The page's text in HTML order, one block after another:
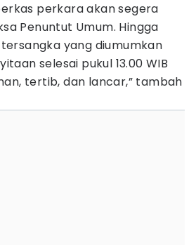
perkara akan segera
Penuntut Umum. Hingga
yang diumumkan
selesai pukul 13.00 WIB
tertib, dan lancar,” tambah